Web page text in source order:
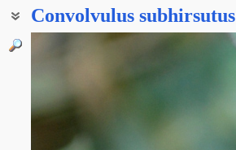
Convolvulus subhirsutus
Вьюнок жестковолосистый